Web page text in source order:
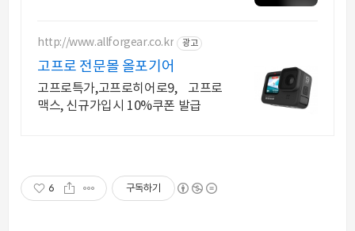
드
http://www.allforgear.co.kr 광고
고프로 전문몰 올포기어
고프로특가,고프로히어로9, 고프로
맥스, 신규가입시 10%쿠폰 발급
6 구독하기